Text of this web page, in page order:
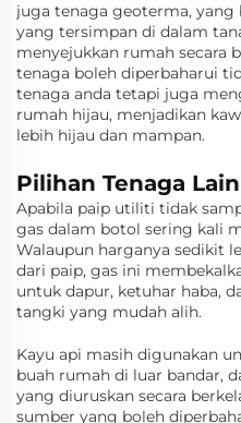
juga tenaga geoterma, yang
yang tersimpan di dalam
menyejukkan rumah secara
tenaga boleh diperbaharui
tenaga anda tetapi juga
rumah hijau, menjadikan
lebih hijau dan mampan.
Pilihan Tenaga Lain
Apabila paip utiliti tidak
gas dalam botol sering kali
Walaupun harganya sedikit
dari paip, gas ini
untuk dapur, ketuhar haba,
tangki yang mudah alih.
Kayu api masih digunakan
buah rumah di luar bandar,
yang diuruskan secara
sumber yang boleh